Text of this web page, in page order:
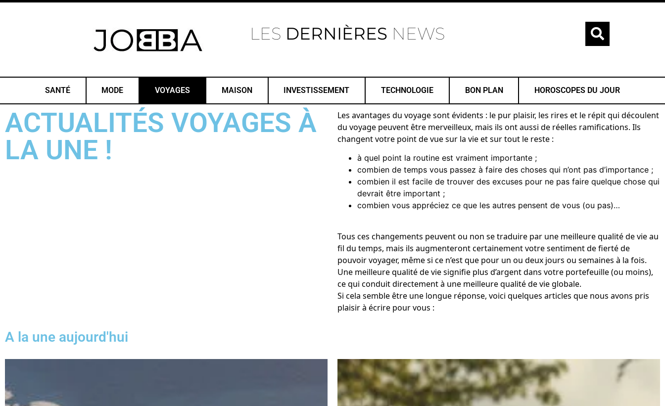
LES DERNIÈRES NEWS
SANTÉ MODE VOYAGES MAISON INVESTISSEMENT TECHNOLOGIE BON PLAN HOROSCOPES DU JOUR
ACTUALITÉS VOYAGES À
LA UNE !
Les avantages du voyage sont évidents : le pur plaisir, les rires et le répit qui découlent
du voyage peuvent être merveilleux, mais ils ont aussi de réelles ramifications. Ils
changent votre point de vue sur la vie et sur tout le reste :
à quel point la routine est vraiment importante ;
combien de temps vous passez à faire des choses qui n’ont pas d’importance ;
combien il est facile de trouver des excuses pour ne pas faire quelque chose qui
devrait être important ;
combien vous appréciez ce que les autres pensent de vous (ou pas)…
Tous ces changements peuvent ou non se traduire par une meilleure qualité de vie au
fil du temps, mais ils augmenteront certainement votre sentiment de fierté de
pouvoir voyager, même si ce n’est que pour un ou deux jours ou semaines à la fois.
Une meilleure qualité de vie signifie plus d’argent dans votre portefeuille (ou moins),
ce qui conduit directement à une meilleure qualité de vie globale.
Si cela semble être une longue réponse, voici quelques articles que nous avons pris
plaisir à écrire pour vous :
A la une aujourd'hui